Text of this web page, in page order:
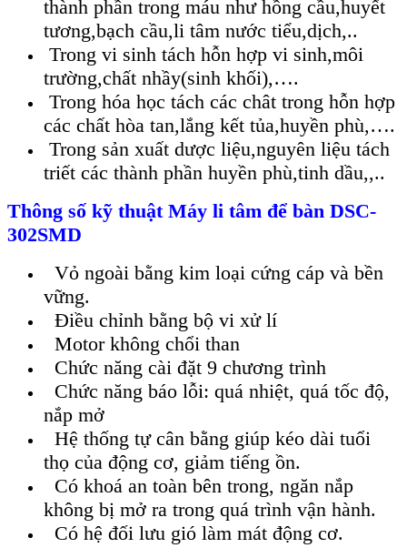
thành phần trong máu như hồng cầu,huyết
tương,bạch cầu,li tâm nước tiểu,dịch,..
Trong vi sinh tách hỗn hợp vi sinh,môi
trường,chất nhầy(sinh khối),….
Trong hóa học tách các chât trong hỗn hợp
các chất hòa tan,lắng kết tủa,huyền phù,….
Trong sản xuất dược liệu,nguyên liệu tách
triết các thành phần huyền phù,tinh dầu,,..
Thông số kỹ thuật Máy li tâm để bàn DSC-
302SMD
Vỏ ngoài bằng kim loại cứng cáp và bền
vững.
Điều chỉnh bằng bộ vi xử lí
Motor không chổi than
Chức năng cài đặt 9 chương trình
Chức năng báo lỗi: quá nhiệt, quá tốc độ,
nắp mở
Hệ thống tự cân bằng giúp kéo dài tuổi
thọ của động cơ, giảm tiếng ồn.
Có khoá an toàn bên trong, ngăn nắp
không bị mở ra trong quá trình vận hành.
Có hệ đối lưu gió làm mát động cơ.